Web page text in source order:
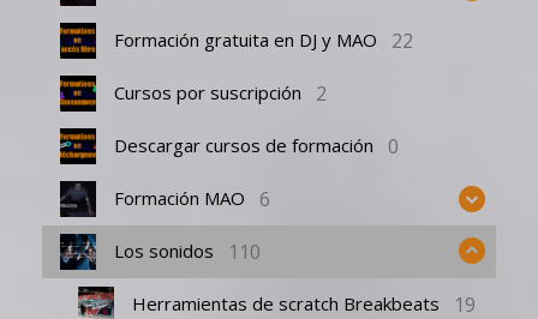
Formación gratuita en DJ y MAO 22
Cursos por suscripción 2
Descargar cursos de formación 0
Formación MAO 6
Los sonidos 110
Herramientas de scratch Breakbeats 19